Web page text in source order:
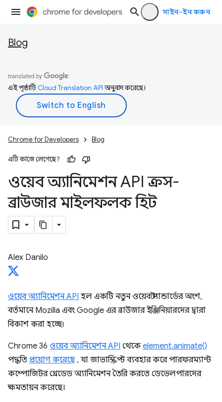
সাইন-ইন করুন
Blog
এই পৃষ্ঠাটিCloud Translation APIঅনুবাদ করেছে।
Chrome for Developers Blog
এটি কাজে লেগেছে?
ওয়েব অ্যানিমেশন API ক্রস-
ব্রাউজার মাইলফলক হিট
Alex Danilo
ওয়েব অ্যানিমেশন API হল একটি নতুন ওয়েব স্ট্যান্ডার্ডের অংশ,
বর্তমানে Mozilla এবং Google এর ব্রাউজার ইঞ্জিনিয়ারদের দ্বারা
বিকাশ করা হচ্ছে৷
Chrome 36 ওয়েব অ্যানিমেশন API থেকেelement.animate()
পদ্ধতি প্রয়োগ করেছে, যা জাভাস্ক্রিপ্ট ব্যবহার করে পারফরম্যান্ট
কম্পোজিটর থ্রেডেড অ্যানিমেশন তৈরি করতে ডেভেলপারদের
ক্ষমতায়ন করেছে।